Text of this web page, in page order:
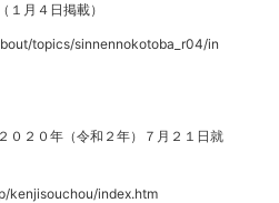
１月４日掲載）
topics/sinnennokotoba_r04/in
０２０年（令和２年）７月２１日就
kenjisouchou/index.htm